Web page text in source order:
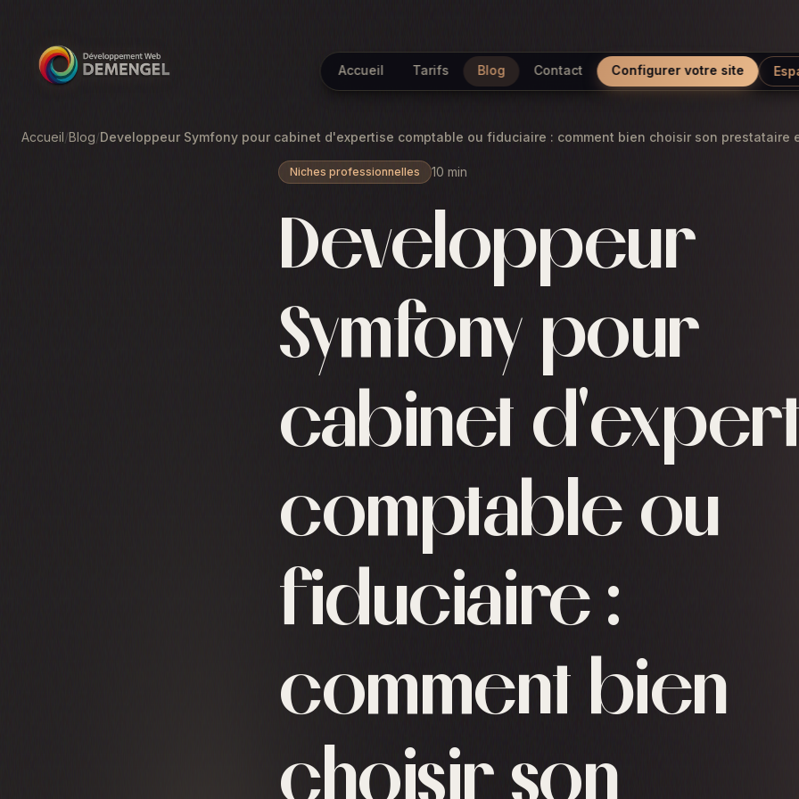
Accueil Tarifs Blog Contact Configurer votre site
Accueil/Blog/Developpeur Symfony pour cabinet d'expertise comptable ou fiduciaire : comment bien choisir son prestataire
Niches professionnelles 10 min
Developpeur
Symfony pour
cabinet
comptable ou
fiduciaire :
comment bien
choisir son